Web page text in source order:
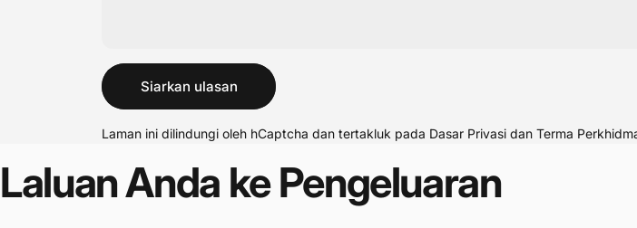
Mesej
Siarkan ulasan
Laman ini dilindungi oleh hCaptcha dan tertakluk pada Dasar Privasi dan Terma
Laluan Anda ke Pengeluaran